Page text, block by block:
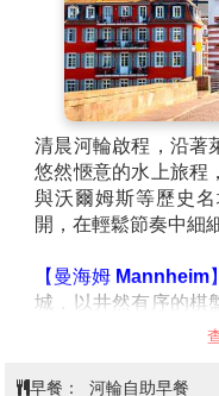
清晨河輪啟程，沿著
悠然愜意的水上旅程
與沃爾姆斯等歷史
開，在輕鬆節奏中細
【曼海姆 Mannheim】
城，以井然有序的棋
統歐洲古城的理性與
此外這裡亦是德國工
早餐：
河輪自助早餐